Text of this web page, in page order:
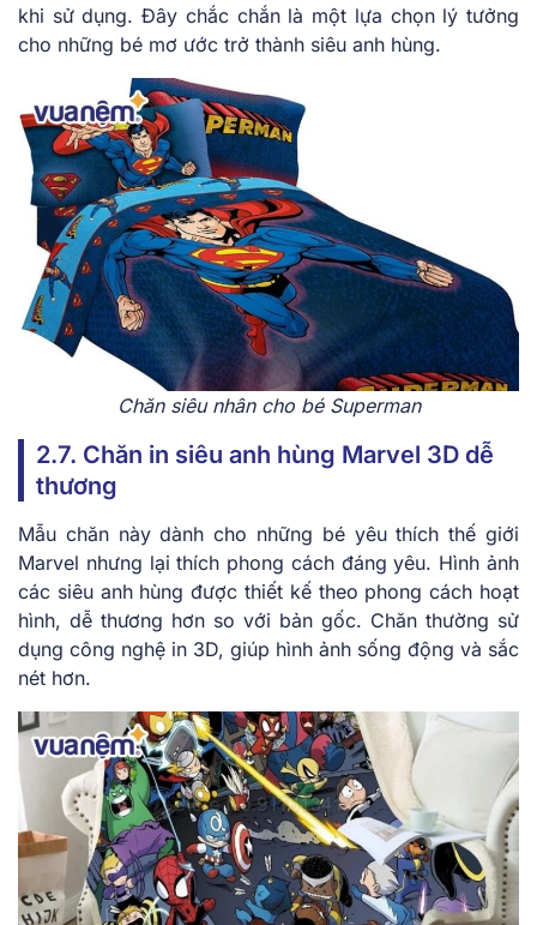
khi sử dụng. Đây chắc chắn là một lựa chọn lý tưởng
cho những bé mơ ước trở thành siêu anh hùng.
Chăn siêu nhân cho bé Superman
2.7. Chăn in siêu anh hùng Marvel 3D dễ
thương
Mẫu chăn này dành cho những bé yêu thích thế giới
Marvel nhưng lại thích phong cách đáng yêu. Hình ảnh
các siêu anh hùng được thiết kế theo phong cách hoạt
hình, dễ thương hơn so với bản gốc. Chăn thường sử
dụng công nghệ in 3D, giúp hình ảnh sống động và sắc
nét hơn.